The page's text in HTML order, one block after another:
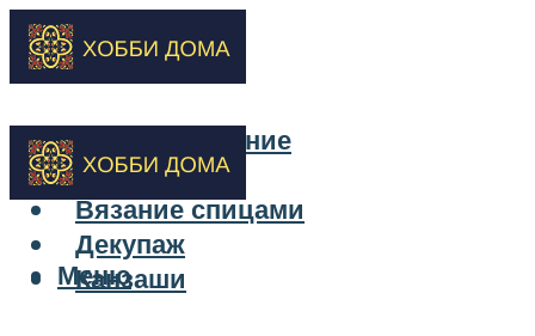
Бисероплетение
Вышивка
Вязание спицами
Декупаж
Канзаши
Меню